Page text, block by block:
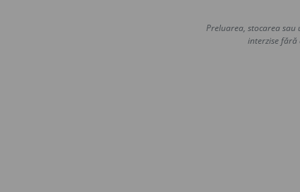
Preluarea, stocarea sau
interzise fără